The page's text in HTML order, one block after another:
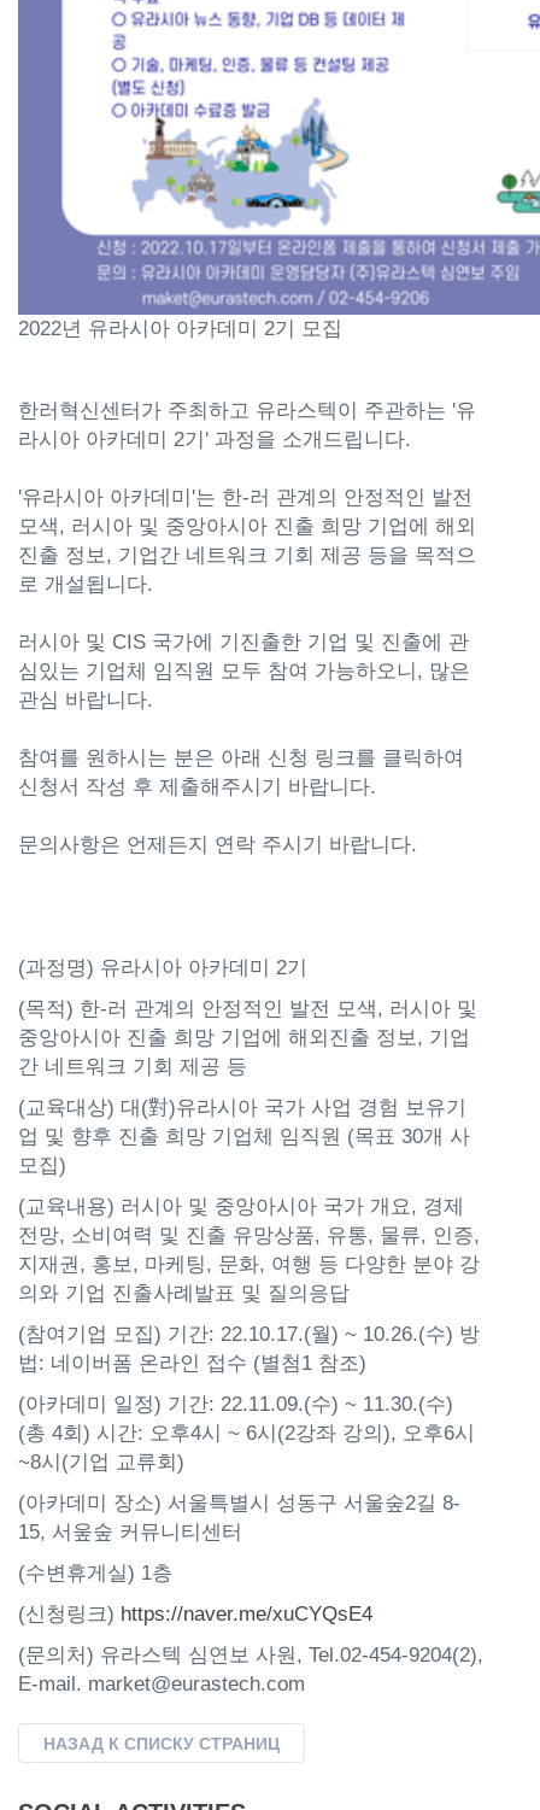
2022년 유라시아 아카데미 2기 모집
한러혁신센터가 주최하고 유라스텍이 주관하는 '유
라시아 아카데미 2기' 과정을 소개드립니다.
'유라시아 아카데미'는 한-러 관계의 안정적인 발전
모색, 러시아 및 중앙아시아 진출 희망 기업에 해외
진출 정보, 기업간 네트워크 기회 제공 등을 목적으
로 개설됩니다.
러시아 및 CIS 국가에 기진출한 기업 및 진출에 관
심있는 기업체 임직원 모두 참여 가능하오니, 많은
관심 바랍니다.
참여를 원하시는 분은 아래 신청 링크를 클릭하여
신청서 작성 후 제출해주시기 바랍니다.
문의사항은 언제든지 연락 주시기 바랍니다.
(과정명) 유라시아 아카데미 2기
(목적) 한-러 관계의 안정적인 발전 모색, 러시아 및
중앙아시아 진출 희망 기업에 해외진출 정보, 기업
간 네트워크 기회 제공 등
(교육대상) 대(對)유라시아 국가 사업 경험 보유기
업 및 향후 진출 희망 기업체 임직원 (목표 30개 사
모집)
(교육내용) 러시아 및 중앙아시아 국가 개요, 경제
전망, 소비여력 및 진출 유망상품, 유통, 물류, 인증,
지재권, 홍보, 마케팅, 문화, 여행 등 다양한 분야 강
의와 기업 진출사례발표 및 질의응답
(참여기업 모집) 기간: 22.10.17.(월) ~ 10.26.(수) 방
법: 네이버폼 온라인 접수 (별첨1 참조)
(아카데미 일정) 기간: 22.11.09.(수) ~ 11.30.(수)
(총 4회) 시간: 오후4시 ~ 6시(2강좌 강의), 오후6시
~8시(기업 교류회)
(아카데미 장소) 서울특별시 성동구 서울숲2길 8-
15, 서웊숲 커뮤니티센터
(수변휴게실) 1층
(신청링크) https://naver.me/xuCYQsE4
(문의처) 유라스텍 심연보 사원, Tel.02-454-9204(2),
E-mail. market@eurastech.com
НАЗАД К СПИСКУ СТРАНИЦ